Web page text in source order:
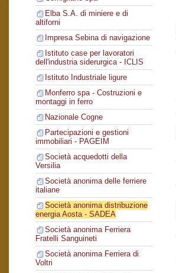
Elba S.A. di miniere e di
altiforni
Impresa Sebina di navigazione
Istituto case per lavoratori
dell'industria siderurgica - ICLIS
Istituto Industriale ligure
Monferro spa - Costruzioni e
montaggi in ferro
Nazionale Cogne
Partecipazioni e gestioni
immobiliari - PAGEIM
Società acquedotti della
Versilia
Società anonima delle ferriere
italiane
Società anonima distribuzione
energia Aosta - SADEA
Società anonima Ferriera
Fratelli Sanguineti
Società anonima Ferriera di
Voltri